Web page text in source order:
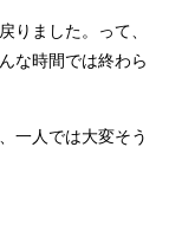
りました。って、
な時間では終わら
一人では大変そう